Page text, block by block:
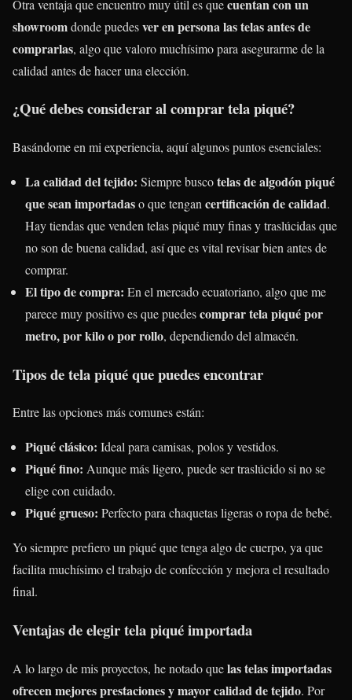
Otra ventaja que encuentro muy útil es quecuentan con un
showroomdonde puedesver en persona las telas antes de
comprarlas, algo que valoro muchísimo para asegurarme de la
calidad antes de hacer una elección.
¿Qué debes considerar al comprar tela piqué?
Basándome en mi experiencia, aquí algunos puntos esenciales:
La calidad del tejido: Siempre buscotelas de algodón piqué
que sean importadaso que tengan certificación de calidad.
Hay tiendas que venden telas piqué muy finas y traslúcidas que
no son de buena calidad, así que es vital revisar bien antes de
comprar.
El tipo de compra: En el mercado ecuatoriano, algo que me
parece muy positivo es que puedescomprar tela piqué por
metro, por kilo o por rollo, dependiendo del almacén.
Tipos de tela piqué que puedes encontrar
Entre las opciones más comunes están:
Piqué clásico: Ideal para camisas, polos y vestidos.
Piqué fino: Aunque más ligero, puede ser traslúcido si no se
elige con cuidado.
Piqué grueso: Perfecto para chaquetas ligeras o ropa de bebé.
Yo siempre prefiero un piqué que tenga algo de cuerpo, ya que
facilita muchísimo el trabajo de confección y mejora el resultado
final.
Ventajas de elegir tela piqué importada
A lo largo de mis proyectos, he notado quelas telas importadas
ofrecen mejores prestaciones y mayor calidad de tejido. Por